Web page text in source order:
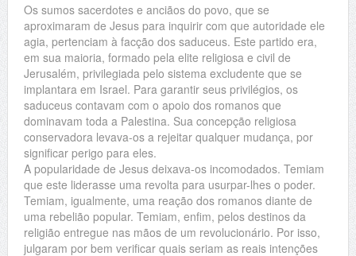
Os sumos sacerdotes e anciãos do povo, que se
aproximaram de Jesus para inquirir com que autoridade ele
agia, pertenciam à facção dos saduceus. Este partido era,
em sua maioria, formado pela elite religiosa e civil de
Jerusalém, privilegiada pelo sistema excludente que se
implantara em Israel. Para garantir seus privilégios, os
saduceus contavam com o apoio dos romanos que
dominavam toda a Palestina. Sua concepção religiosa
conservadora levava-os a rejeitar qualquer mudança, por
significar perigo para eles.
A popularidade de Jesus deixava-os incomodados. Temiam
que este liderasse uma revolta para usurpar-lhes o poder.
Temiam, igualmente, uma reação dos romanos diante de
uma rebelião popular. Temiam, enfim, pelos destinos da
religião entregue nas mãos de um revolucionário. Por isso,
julgaram por bem verificar quais seriam as reais intenções